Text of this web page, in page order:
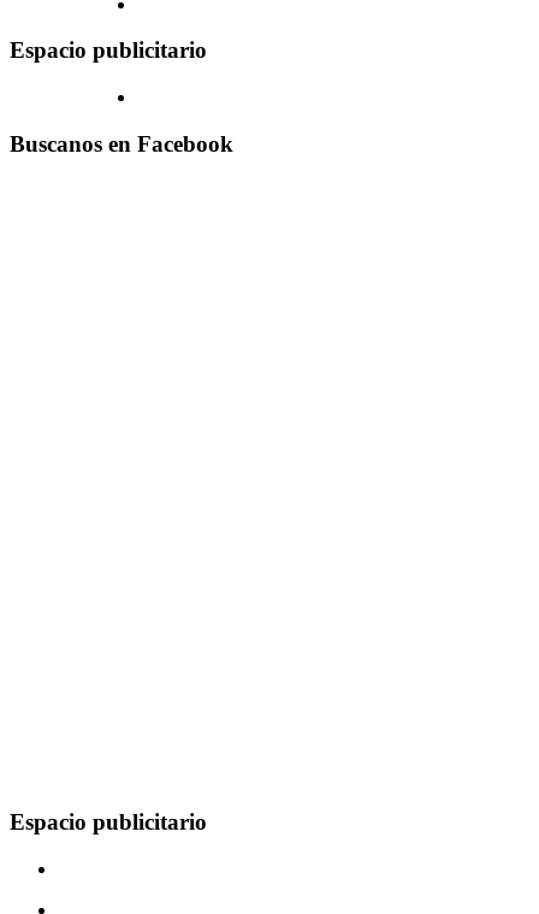
Espacio publicitario
Buscanos en Facebook
Espacio publicitario